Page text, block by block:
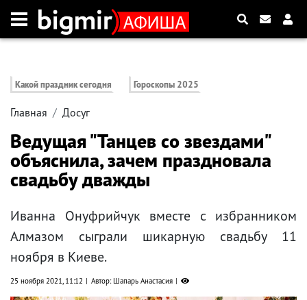
Какой праздник сегодня Гороскопы 2025
Главная Досуг
Ведущая "Танцев со звездами"
объяснила, зачем праздновала
свадьбу дважды
Иванна Онуфрийчук вместе с избранником
Алмазом сыграли шикарную свадьбу 11
ноября в Киеве.
25 ноября 2021, 11:12 Автор: Шапарь Анастасия